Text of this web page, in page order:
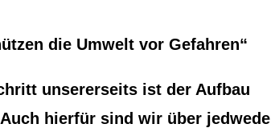
die Umwelt vor Gefahren“
unsererseits ist der Aufbau
hierfür sind wir über jedwede